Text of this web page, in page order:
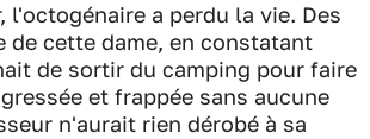
a perdu la vie. Des
cette dame, en constatant
de sortir du camping pour faire
et frappée sans aucune
n'aurait rien dérobé à sa